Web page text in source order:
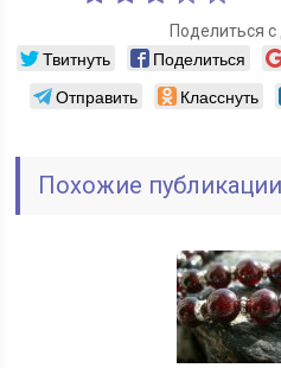
Поделиться
Твитнуть Поделиться
Отправить
Класснуть
Похожие публикации